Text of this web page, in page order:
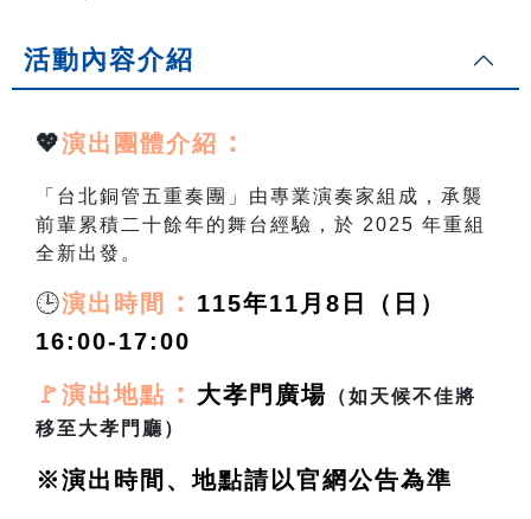
活動內容介紹
💖演出團體介紹 ：
「台北銅管五重奏團」由專業演奏家組成，承襲
前輩累積二十餘年的舞台經驗，於 2025 年重組
全新出發。
🕒演出時間 ： 115年11月8日（日）
16:00-17:00
🚩演出地點 ： 大孝門廣場 （如天候不佳將
移至大孝門廳）
※演出時間、地點請以官網公告為準